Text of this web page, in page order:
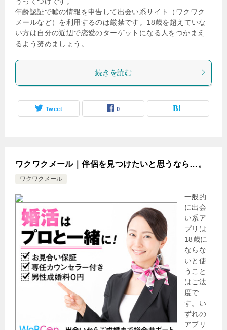
年齢認証で嘘の情報を申告して出会い系サイト（ワクワク
メールなど）を利用するのは厳禁です。18歳を超えていな
い方は自分の近辺で恋愛のターゲットになる人をつかまえ
るよう努めましょう。
続きを読む
Tweet 0
ワクワクメール｜伴侶を見つけたいと思うなら…。
ワクワクメール
一般的
に出会
い系ア
プリは
18歳に
ならな
いと使
うこと
はご法
度で
す。い
ずれの
アプリ